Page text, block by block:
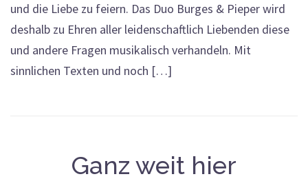
und die Liebe zu feiern. Das Duo Burges & Pieper wird
deshalb zu Ehren aller leidenschaftlich Liebenden diese
und andere Fragen musikalisch verhandeln. Mit
sinnlichen Texten und noch […]
Ganz weit hier